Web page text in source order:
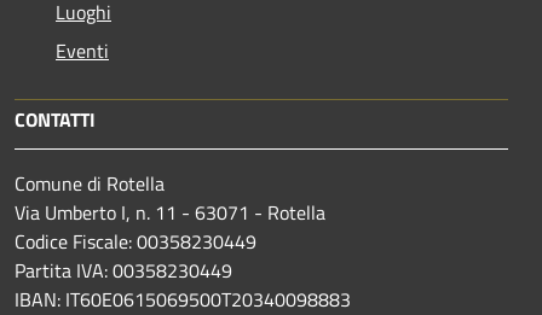
Luoghi
Eventi
CONTATTI
Comune di Rotella
Via Umberto I, n. 11 - 63071 - Rotella
Codice Fiscale: 00358230449
Partita IVA: 00358230449
IBAN: IT60E0615069500T20340098883